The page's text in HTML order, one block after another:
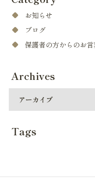
お知らせ
ブログ
保護者の方からのお言
Archives
Tags